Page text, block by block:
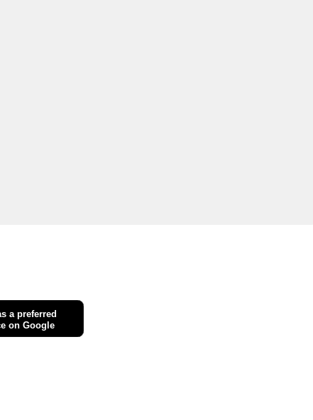
a preferred
on Google